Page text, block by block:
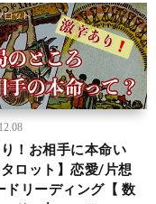
！お相手に本命い
ロット】恋愛/片想
ドリーディング【 数